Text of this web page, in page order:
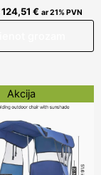
124,51 € ar 21% PVN
Akcija
Original
price
113,62 €.
price
89,42 €.